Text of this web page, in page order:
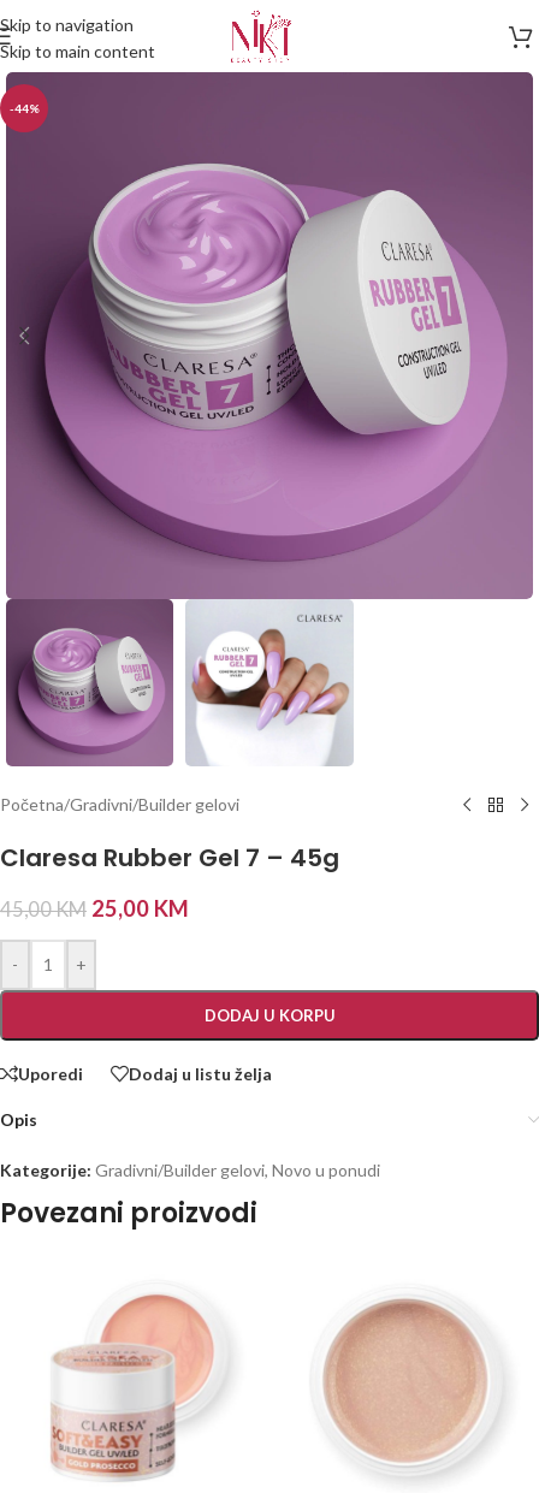
Skip to navigation
Skip to main content
-44%
Početna/Gradivni/Builder gelovi
Claresa Rubber Gel 7 – 45g
45,00KM 25,00 KM
- +
DODAJ U KORPU
Uporedi Dodaj u listu želja
Opis
Kategorije: Gradivni/Builder gelovi, Novo u ponudi
Povezani proizvodi